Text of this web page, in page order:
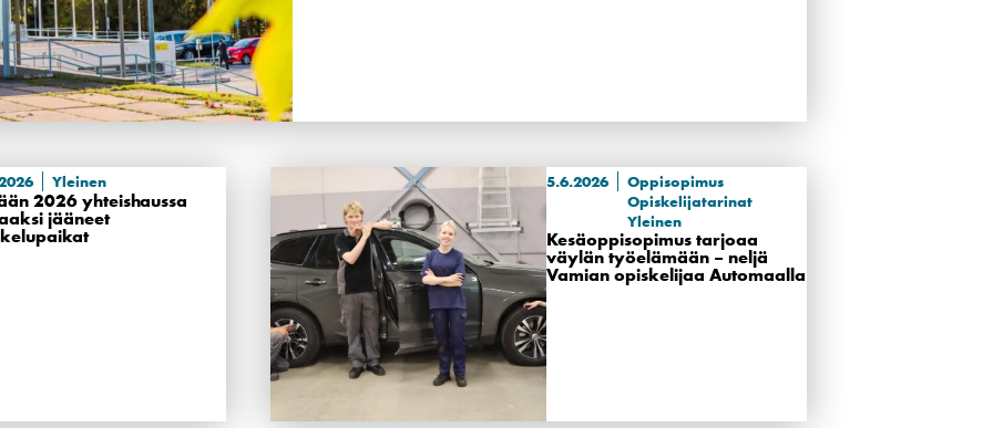
Yleinen
2026 yhteishaussa
jääneet
5.6.2026
Oppisopimus
Opiskelijatarinat
Yleinen
Kesäoppisopimus tarjoaa
väylän työelämään – neljä
Vamian opiskelijaa Automaalla